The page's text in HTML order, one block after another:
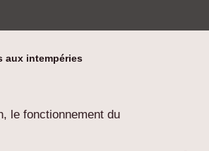
aux intempéries
le fonctionnement du